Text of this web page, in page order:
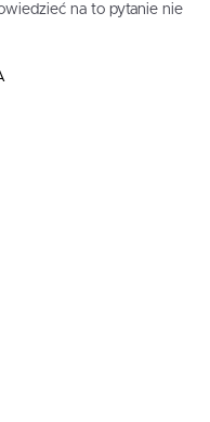
na to pytanie nie